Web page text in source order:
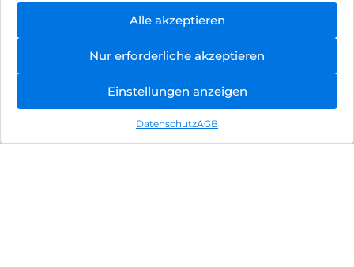
Alle akzeptieren
Nur erforderliche akzeptieren
Einstellungen anzeigen
DatenschutzAGB
HMD Fusion
Business Edition
256 GB Grey
266,90€
Motorola Moto
Charcoal Gray
393,90
Apple iPhone 16e
128 GB Schwarz
Apple iPhone 16
128 GB Schwarz